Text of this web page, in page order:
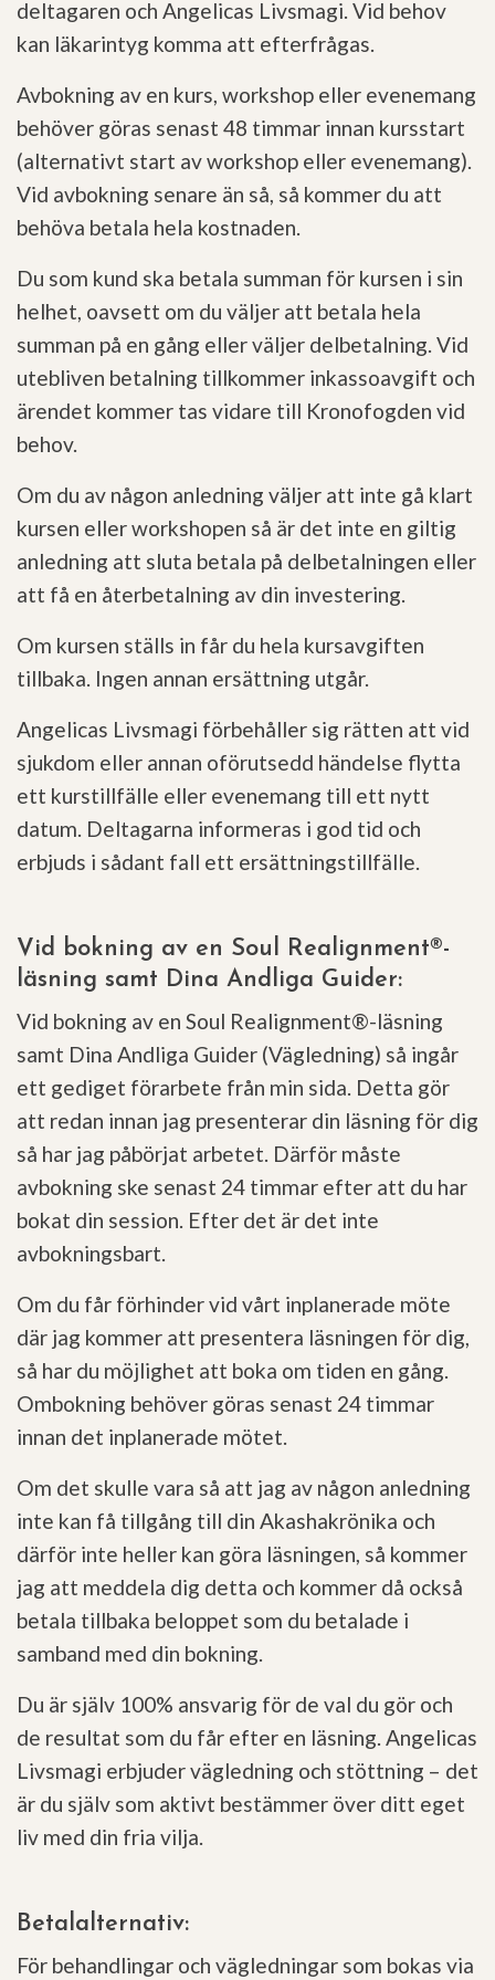
deltagaren och Angelicas Livsmagi. Vid behov
kan läkarintyg komma att efterfrågas.
Avbokning av en kurs, workshop eller evenemang
behöver göras senast 48 timmar innan kursstart
(alternativt start av workshop eller evenemang).
Vid avbokning senare än så, så kommer du att
behöva betala hela kostnaden.
Du som kund ska betala summan för kursen i sin
helhet, oavsett om du väljer att betala hela
summan på en gång eller väljer delbetalning. Vid
utebliven betalning tillkommer inkassoavgift och
ärendet kommer tas vidare till Kronofogden vid
behov.
Om du av någon anledning väljer att inte gå klart
kursen eller workshopen så är det inte en giltig
anledning att sluta betala på delbetalningen eller
att få en återbetalning av din investering.
Om kursen ställs in får du hela kursavgiften
tillbaka. Ingen annan ersättning utgår.
Angelicas Livsmagi förbehåller sig rätten att vid
sjukdom eller annan oförutsedd händelse flytta
ett kurstillfälle eller evenemang till ett nytt
datum. Deltagarna informeras i god tid och
erbjuds i sådant fall ett ersättningstillfälle.
Vid bokning av en Soul Realignment®-
läsning samt Dina Andliga Guider:
Vid bokning av en Soul Realignment®-läsning
samt Dina Andliga Guider (Vägledning) så ingår
ett gediget förarbete från min sida. Detta gör
att redan innan jag presenterar din läsning för dig
så har jag påbörjat arbetet. Därför måste
avbokning ske senast 24 timmar efter att du har
bokat din session. Efter det är det inte
avbokningsbart.
Om du får förhinder vid vårt inplanerade möte
där jag kommer att presentera läsningen för dig,
så har du möjlighet att boka om tiden en gång.
Ombokning behöver göras senast 24 timmar
innan det inplanerade mötet.
Om det skulle vara så att jag av någon anledning
inte kan få tillgång till din Akashakrönika och
därför inte heller kan göra läsningen, så kommer
jag att meddela dig detta och kommer då också
betala tillbaka beloppet som du betalade i
samband med din bokning.
Du är själv 100% ansvarig för de val du gör och
de resultat som du får efter en läsning. Angelicas
Livsmagi erbjuder vägledning och stöttning – det
är du själv som aktivt bestämmer över ditt eget
liv med din fria vilja.
Betalalternativ:
För behandlingar och vägledningar som bokas via